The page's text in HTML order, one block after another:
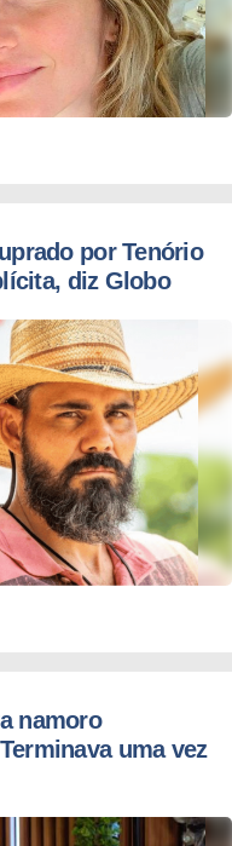
por Tenório
diz Globo
namoro
uma vez